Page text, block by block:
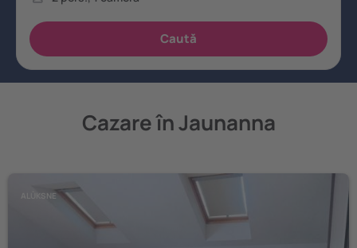
Cazare în Jaunanna
ALŪKSNE